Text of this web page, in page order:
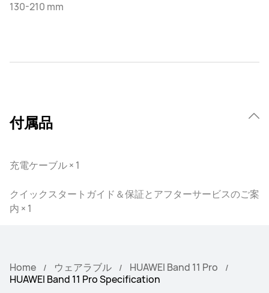
130-210 mm
付属品
充電ケーブル × 1
クイックスタートガイド＆保証とアフターサービスのご案
内 × 1
Home ウェアラブル
HUAWEI Band 11 Pro
HUAWEI Band 11 Pro Specification